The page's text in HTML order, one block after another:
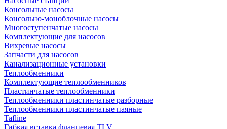
Консольные насосы
Консольно-моноблочные насосы
Многоступенчатые насосы
Комплектующие для насосов
Вихревые насосы
Запчасти для насосов
Канализационные установки
Теплообменники
Комплектующие теплообменников
Пластинчатые теплообменники
Теплообменники пластинчатые разборные
Теплообменники пластинчатые паяные
Tafline
Гибкая вставка фланцевая TLV